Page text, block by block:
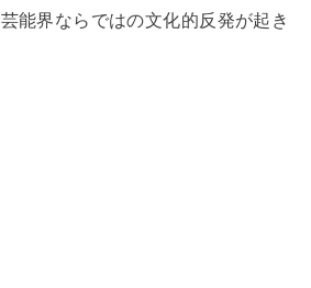
能界ならではの文化的反発が起き